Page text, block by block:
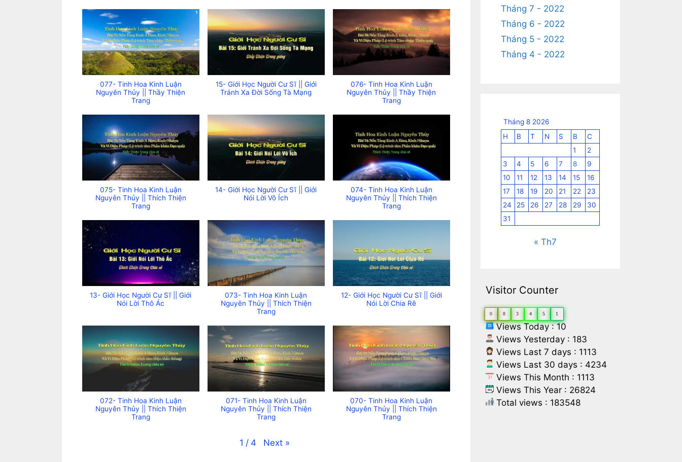
077- Tinh Hoa Kinh Luận
Nguyên Thủy || Thầy Thiện
Trang
15- Giới Học Người Cư Sĩ || Giới
Tránh Xa Đời Sống Tà Mạng
076- Tinh Hoa Kinh Luận
Nguyên Thủy || Thầy Thiện
Trang
075- Tinh Hoa Kinh Luận
Nguyên Thủy || Thích Thiện
Trang
14- Giới Học Người Cư Sĩ || Giới
Nói Lời Vô Ích
074- Tinh Hoa Kinh Luận
Nguyên Thủy || Thích Thiện
Trang
13- Giới Học Người Cư Sĩ || Giới
Nói Lời Thô Ác
073- Tinh Hoa Kinh Luận
Nguyên Thủy || Thích Thiện
Trang
12- Giới Học Người Cư Sĩ || Giới
Nói Lời Chia Rẽ
072- Tinh Hoa Kinh Luận
Nguyên Thủy || Thích Thiện
Trang
071- Tinh Hoa Kinh Luận
Nguyên Thủy || Thích Thiện
Trang
070- Tinh Hoa Kinh Luận
Nguyên Thủy || Thích Thiện
Trang
1 / 4 Next »
Tháng 7 - 2022
Tháng 6 - 2022
Tháng 5 - 2022
Tháng 4 - 2022
Tháng 8 2026
H
B T N S B
C
1
2
3
4 5 6 7 8
9
10
11 12 13 14 15
16
17
18 19 20 21 22
23
24
25 26 27 28 29
30
31
« Th7
Visitor Counter
0 8 3 4 5 1
Views Today : 10
Views Yesterday : 183
Views Last 7 days : 1113
Views Last 30 days : 4234
Views This Month : 1113
Views This Year : 26824
Total views : 183548